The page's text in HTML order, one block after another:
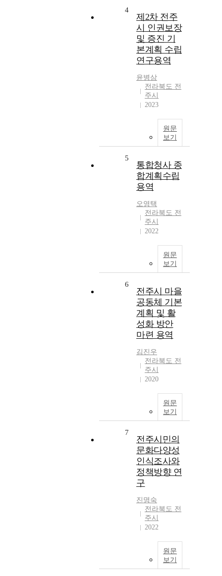
4
제2차 전주
시 인권보장
및 증진 기
본계획 수립
연구용역
윤병삼
전라북도 전
주시
2023
원문
보기
5
통합청사 종
합계획수립
용역
오영택
전라북도 전
주시
2022
원문
보기
6
전주시 마을
공동체 기본
계획 및 활
성화 방안
마련 용역
김진우
전라북도 전
주시
2020
원문
보기
7
전주시민의
문화다양성
인식조사와
정책방향 연
구
진명숙
전라북도 전
주시
2022
원문
보기